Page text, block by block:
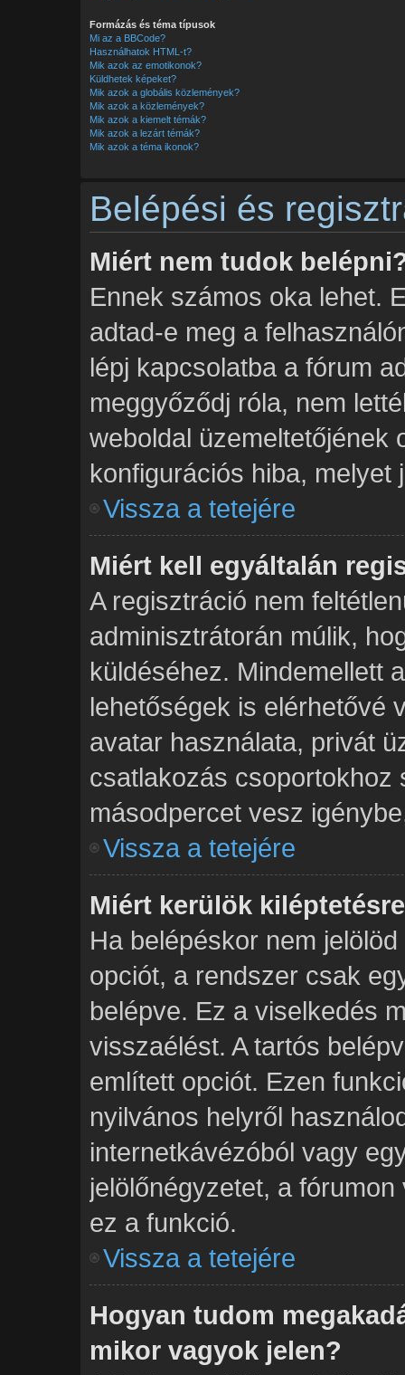
Formázás és téma típusok
Mi az a BBCode?
Használhatok HTML-t?
Mik azok az emotikonok?
Küldhetek képeket?
Mik azok a globális közlemények?
Mik azok a közlemények?
Mik azok a kiemelt témák?
Mik azok a lezárt témák?
Mik azok a téma ikonok?
Belépési és
Miért nem tudok
Ennek számos oka lehet.
adtad-e meg a
lépj kapcsolatba a fórum
meggyőződj róla, nem
weboldal üzemeltetőjének
konfigurációs hiba, melyet
Vissza a tetejére
Miért kell egyáltalán
A regisztráció nem
adminisztrátorán múlik,
küldéséhez. Mindemellett
lehetőségek is elérhetővé
avatar használata, privát
csatlakozás csoportokhoz
másodpercet vesz
Vissza a tetejére
Miért kerülök
Ha belépéskor nem
opciót, a rendszer csak
belépve. Ez a viselkedés
visszaélést. A tartós
említett opciót. Ezen
nyilvános helyről
internetkávézóból vagy
jelölőnégyzetet, a
ez a funkció.
Vissza a tetejére
Hogyan tudom
mikor vagyok jelen?